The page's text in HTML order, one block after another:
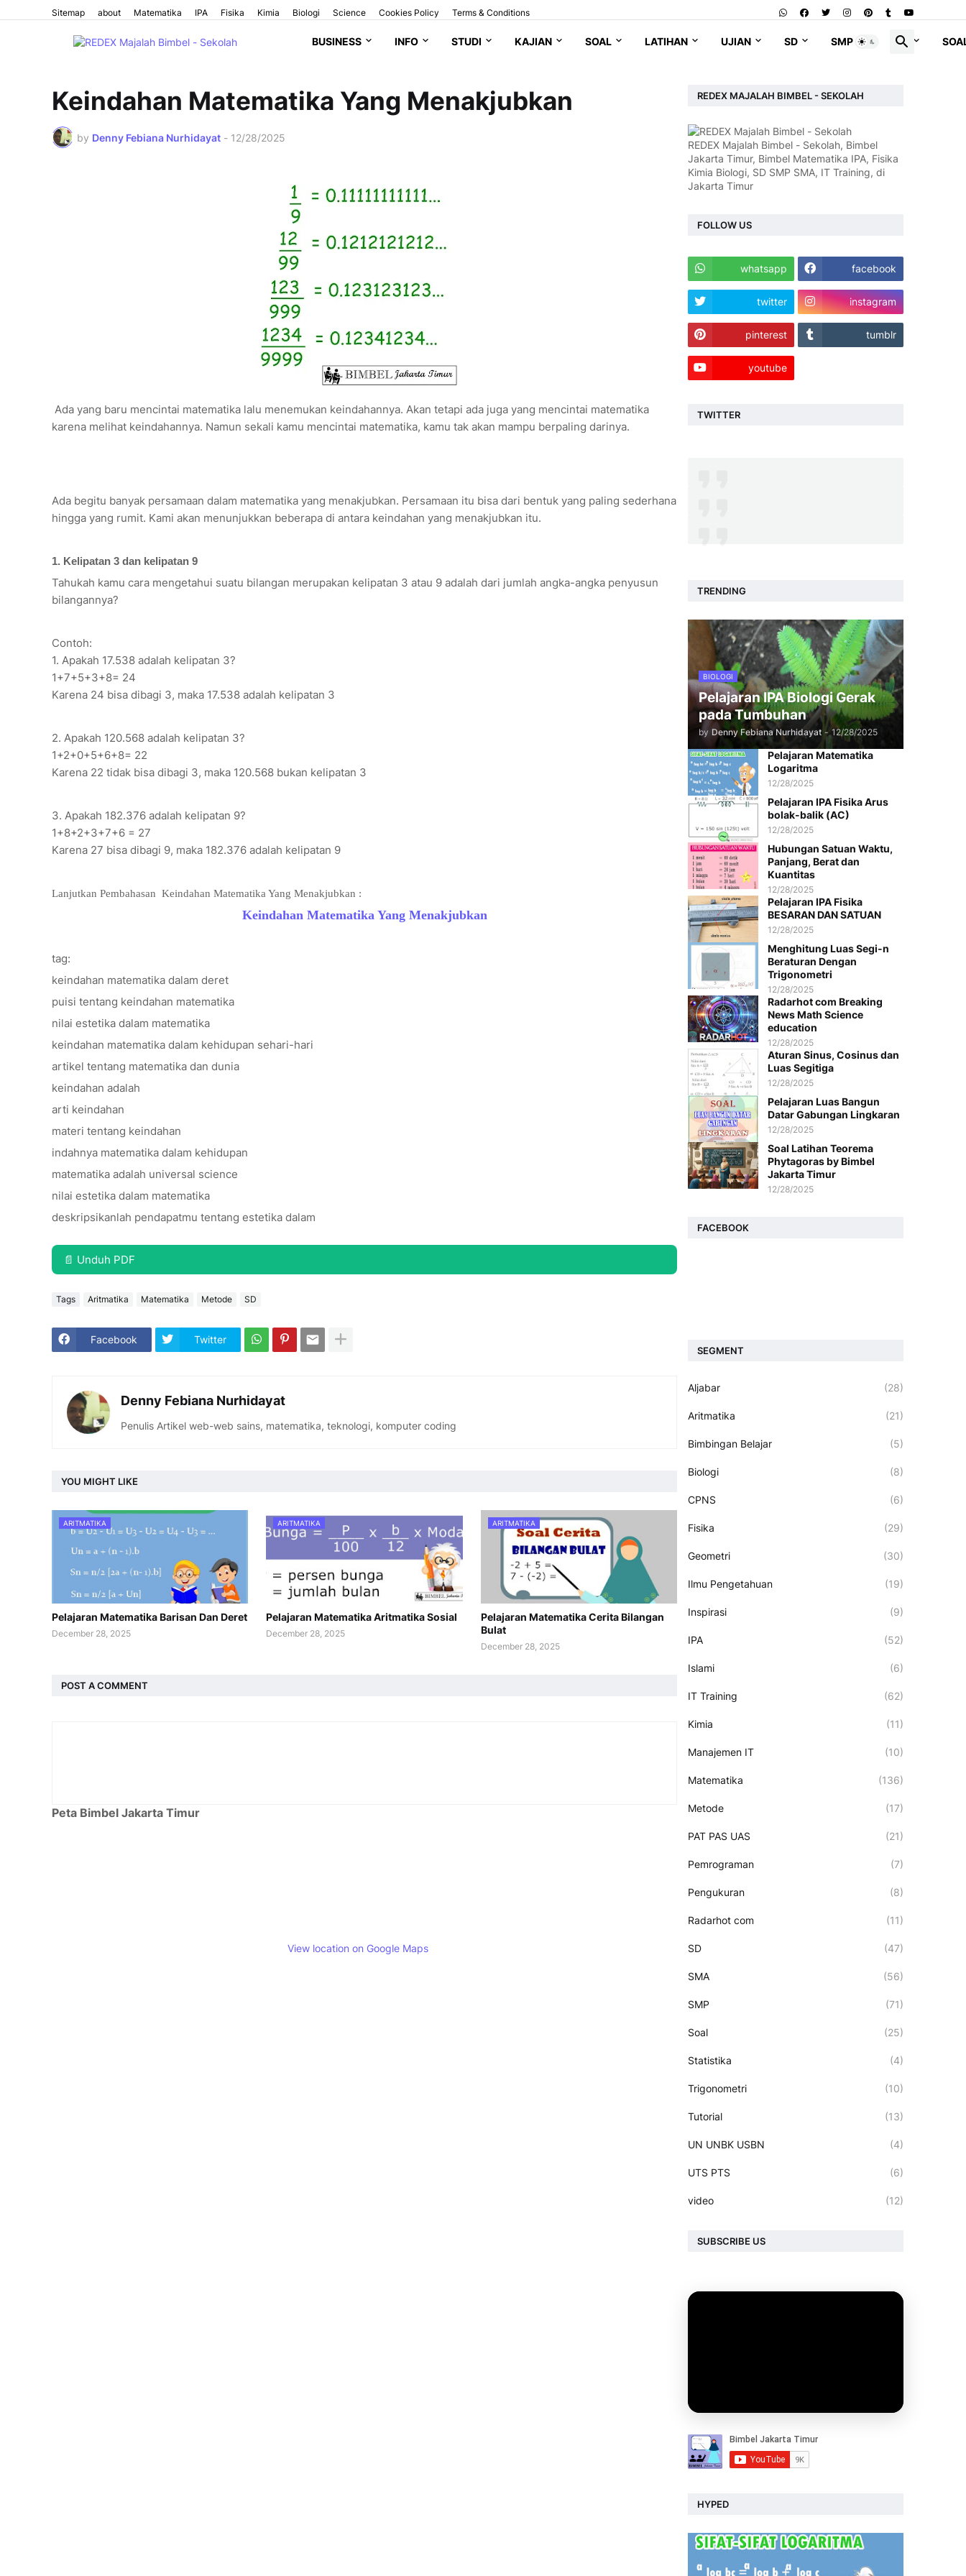
Sitemap about Matematika IPA Fisika Kimia Biologi Science Cookies Policy Terms & Conditions
BUSINESS INFO STUDI KAJIAN SOAL LATIHAN UJIAN SD SMP SMA
Keindahan Matematika Yang Menakjubkan
by Denny Febiana Nurhidayat - 12/28/2025
Ada yang baru mencintai matematika lalu menemukan keindahannya. Akan tetapi ada juga yang mencintai matematika
karena melihat keindahannya. Namun sekali kamu mencintai matematika, kamu tak akan mampu berpaling darinya.
Ada begitu banyak persamaan dalam matematika yang menakjubkan. Persamaan itu bisa dari bentuk yang paling sederhana
hingga yang rumit. Kami akan menunjukkan beberapa di antara keindahan yang menakjubkan itu.
1. Kelipatan 3 dan kelipatan 9
Tahukah kamu cara mengetahui suatu bilangan merupakan kelipatan 3 atau 9 adalah dari jumlah angka-angka penyusun
bilangannya?
Contoh:
1. Apakah 17.538 adalah kelipatan 3?
1+7+5+3+8= 24
Karena 24 bisa dibagi 3, maka 17.538 adalah kelipatan 3
2. Apakah 120.568 adalah kelipatan 3?
1+2+0+5+6+8= 22
Karena 22 tidak bisa dibagi 3, maka 120.568 bukan kelipatan 3
3. Apakah 182.376 adalah kelipatan 9?
1+8+2+3+7+6 = 27
Karena 27 bisa dibagi 9, maka 182.376 adalah kelipatan 9
Lanjutkan Pembahasan Keindahan Matematika Yang Menakjubkan :
Keindahan Matematika Yang Menakjubkan
tag:
keindahan matematika dalam deret
puisi tentang keindahan matematika
nilai estetika dalam matematika
keindahan matematika dalam kehidupan sehari-hari
artikel tentang matematika dan dunia
keindahan adalah
arti keindahan
materi tentang keindahan
indahnya matematika dalam kehidupan
matematika adalah universal science
nilai estetika dalam matematika
deskripsikanlah pendapatmu tentang estetika dalam
📄 Unduh PDF
Tags Aritmatika Matematika Metode SD
Facebook Twitter
Denny Febiana Nurhidayat
Penulis Artikel web-web sains, matematika, teknologi, komputer coding
YOU MIGHT LIKE
ARITMATIKA
Pelajaran Matematika Barisan Dan Deret
December 28, 2025
ARITMATIKA
Pelajaran Matematika Aritmatika Sosial
December 28, 2025
ARITMATIKA
Pelajaran Matematika Cerita Bilangan
Bulat
December 28, 2025
POST A COMMENT
Peta Bimbel Jakarta Timur
View location on Google Maps
REDEX MAJALAH BIMBEL - SEKOLAH
REDEX Majalah Bimbel - Sekolah, Bimbel
Jakarta Timur, Bimbel Matematika IPA, Fisika
Kimia Biologi, SD SMP SMA, IT Training, di
Jakarta Timur
FOLLOW US
whatsapp facebook
twitter instagram
pinterest tumblr
youtube
TWITTER
TRENDING
BIOLOGI
Pelajaran IPA Biologi Gerak
pada Tumbuhan
by Denny Febiana Nurhidayat - 12/28/2025
Pelajaran Matematika
Logaritma
12/28/2025
Pelajaran IPA Fisika Arus
bolak-balik (AC)
12/28/2025
Hubungan Satuan Waktu,
Panjang, Berat dan
Kuantitas
12/28/2025
Pelajaran IPA Fisika
BESARAN DAN SATUAN
12/28/2025
Menghitung Luas Segi-n
Beraturan Dengan
Trigonometri
12/28/2025
Radarhot com Breaking
News Math Science
education
12/28/2025
Aturan Sinus, Cosinus dan
Luas Segitiga
12/28/2025
Pelajaran Luas Bangun
Datar Gabungan Lingkaran
12/28/2025
Soal Latihan Teorema
Phytagoras by Bimbel
Jakarta Timur
12/28/2025
FACEBOOK
SEGMENT
Aljabar (28)
Aritmatika (21)
Bimbingan Belajar (5)
Biologi (8)
CPNS (6)
Fisika (29)
Geometri (30)
Ilmu Pengetahuan (19)
Inspirasi (9)
IPA (52)
Islami (6)
IT Training (62)
Kimia (11)
Manajemen IT (10)
Matematika (136)
Metode (17)
PAT PAS UAS (21)
Pemrograman (7)
Pengukuran (8)
Radarhot com (11)
SD (47)
SMA (56)
SMP (71)
Soal (25)
Statistika (4)
Trigonometri (10)
Tutorial (13)
UN UNBK USBN (4)
UTS PTS (6)
video (12)
SUBSCRIBE US
HYPED